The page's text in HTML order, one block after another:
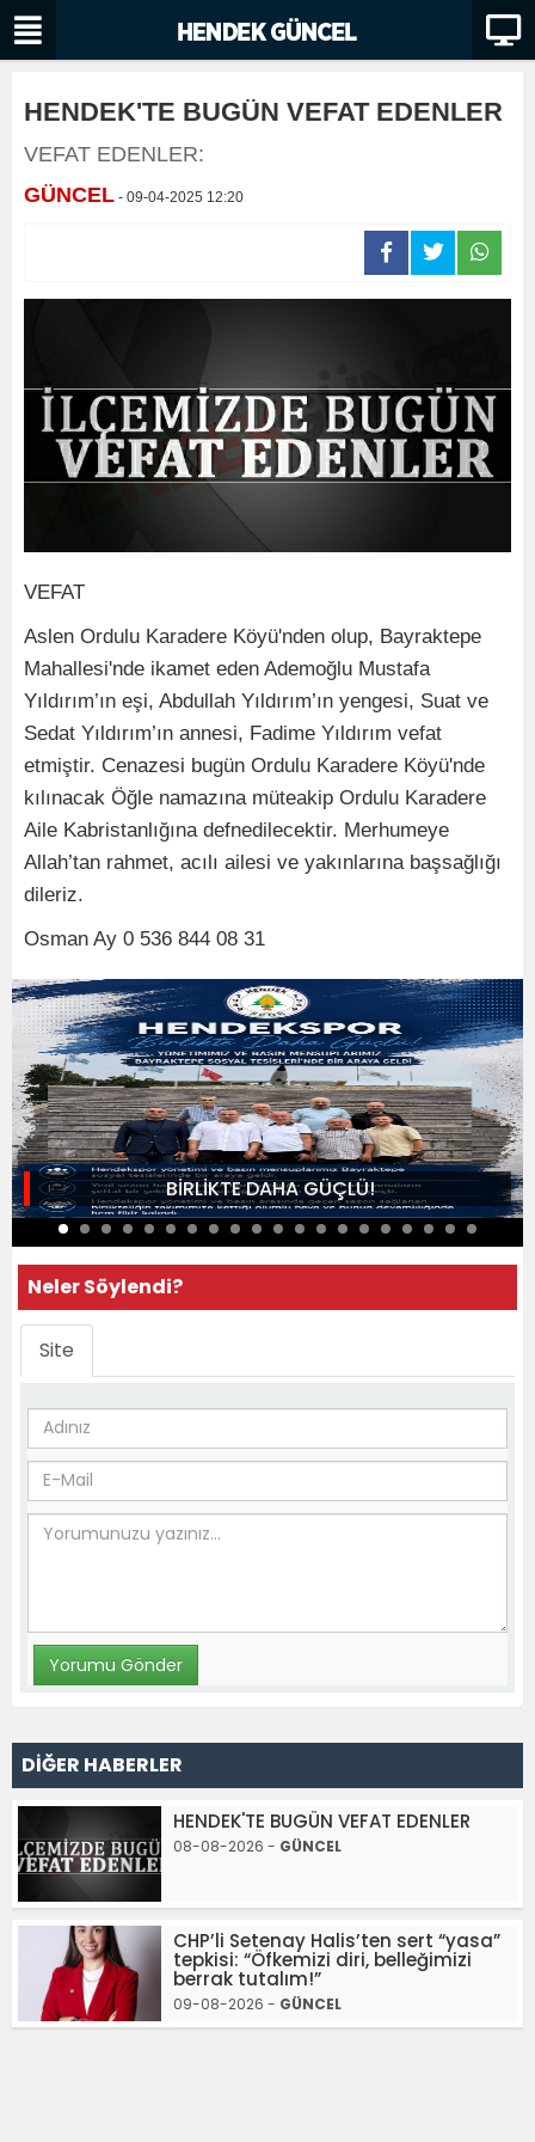
HENDEK'TE BUGÜN VEFAT EDENLER
VEFAT EDENLER:
GÜNCEL - 09-04-2025 12:20
VEFAT
Aslen Ordulu Karadere Köyü'nden olup, Bayraktepe
Mahallesi'nde ikamet eden Ademoğlu Mustafa
Yıldırım’ın eşi, Abdullah Yıldırım’ın yengesi, Suat ve
Sedat Yıldırım’ın annesi, Fadime Yıldırım vefat
etmiştir. Cenazesi bugün Ordulu Karadere Köyü'nde
kılınacak Öğle namazına müteakip Ordulu Karadere
Aile Kabristanlığına defnedilecektir. Merhumeye
Allah’tan rahmet, acılı ailesi ve yakınlarına başsağlığı
dileriz.
Osman Ay 0 536 844 08 31
BİRLİKTE DAHA GÜÇLÜ!
Neler Söylendi?
Site
DİĞER HABERLER
HENDEK'TE BUGÜN VEFAT EDENLER
08-08-2026 - GÜNCEL
CHP’li Setenay Halis’ten sert “yasa”
tepkisi: “Öfkemizi diri, belleğimizi
berrak tutalım!”
09-08-2026 - GÜNCEL